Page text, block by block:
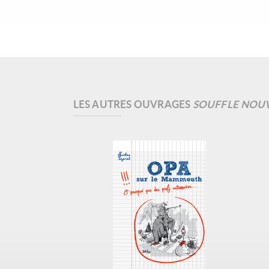
LES AUTRES OUVRAGES SOUFFLE